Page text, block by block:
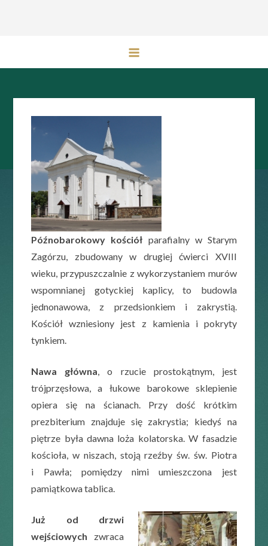
Późnobarokowy kościół parafialny w Starym
Zagórzu, zbudowany w drugiej ćwierci XVIII
wieku, przypuszczalnie z wykorzystaniem murów
wspomnianej gotyckiej kaplicy, to budowla
jednonawowa, z przedsionkiem i zakrystią.
Kościół wzniesiony jest z kamienia i pokryty
tynkiem.
Nawa główna , o rzucie prostokątnym, jest
trójprzęsłowa, a łukowe barokowe sklepienie
opiera się na ścianach. Przy dość krótkim
prezbiterium znajduje się zakrystia; kiedyś na
piętrze była dawna loża kolatorska. W fasadzie
kościoła, w niszach, stoją rzeźby św. św. Piotra
i Pawła; pomiędzy nimi umieszczona jest
pamiątkowa tablica.
Już od drzwi
wejściowych zwraca